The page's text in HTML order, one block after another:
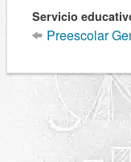
Servicio
Preescolar